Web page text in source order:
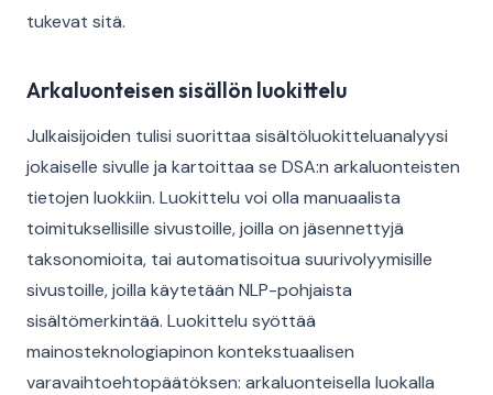
tukevat sitä.
Arkaluonteisen sisällön luokittelu
Julkaisijoiden tulisi suorittaa sisältöluokitteluanalyysi
jokaiselle sivulle ja kartoittaa se DSA:n arkaluonteisten
tietojen luokkiin. Luokittelu voi olla manuaalista
toimituksellisille sivustoille, joilla on jäsennettyjä
taksonomioita, tai automatisoitua suurivolyymisille
sivustoille, joilla käytetään NLP-pohjaista
sisältömerkintää. Luokittelu syöttää
mainosteknologiapinon kontekstuaalisen
varavaihtoehtopäätöksen: arkaluonteisella luokalla